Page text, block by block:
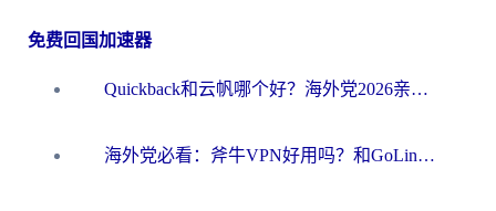
免费回国加速器
Quickback和云帆哪个好？海外党2026亲测指南：选对加速器大陆工具，无缝刷国内剧玩国服
海外党必看：斧牛VPN好用吗？和GoLinkVPN对比哪个回国效果更好？